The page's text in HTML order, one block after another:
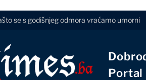
se s godišnjeg odmora vraćamo umorni
Portal